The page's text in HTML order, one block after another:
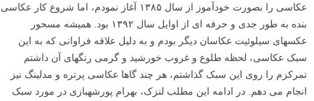
عکاسی را بصورت خودآموز از سال ۱۳۸۵ آغاز نمودم، اما شروع کار عکاسی
بنده به طور جدی و حرفه ای از اوایل سال ۱۳۹۲ بود. همیشه مسحور
عکسهای سیلوئیت عکاسان دیگر بودم و به دلیل علاقه فراوانی که به این
سبک عکاسی، لحظه طلوع و غروب خورشید و گرمی رنگهای آن داشتم
تمرکزم را روی این سبک گذاشتم، هر چند گاها عکاسی پرتره و مدلینگ نیز
انجام می دهم. در ادامه این مطلب لنزک، بهرام پورشهبازی در مورد سبک